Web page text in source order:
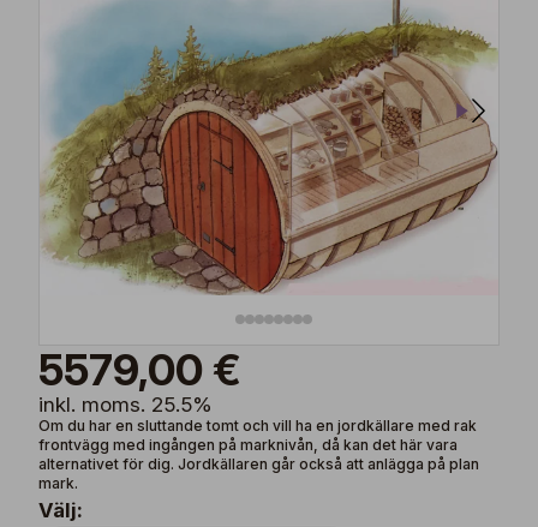
5579,00 €
inkl. moms. 25.5%
Om du har en sluttande tomt och vill ha en jordkällare med rak
frontvägg med ingången på marknivån, då kan det här vara
alternativet för dig. Jordkällaren går också att anlägga på plan
mark.
Välj: